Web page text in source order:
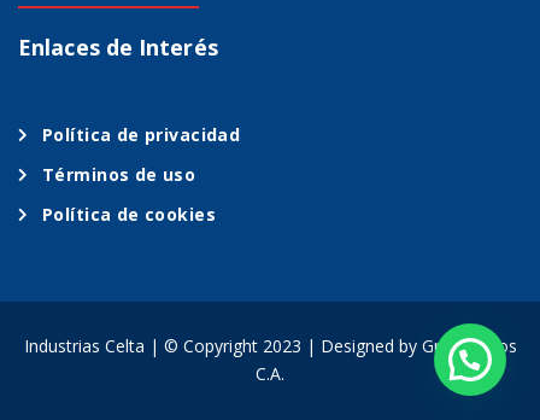
Enlaces de Interés
Política de privacidad
Términos de uso
Política de cookies
Industrias Celta | © Copyright 2023 | Designed by Grupo Milos
C.A.